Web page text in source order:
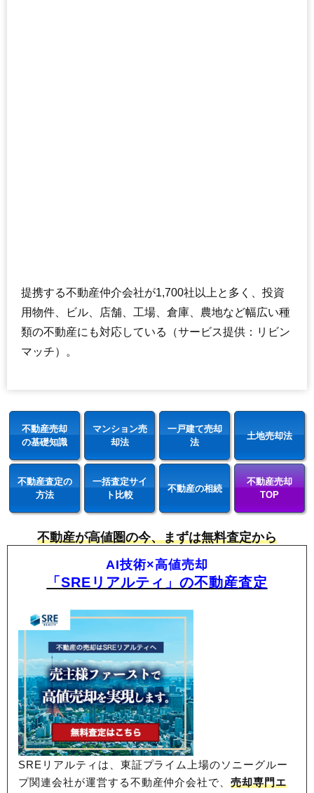
提携する不動産仲介会社が1,700社以上と多く、投資
用物件、ビル、店舗、工場、倉庫、農地など幅広い種
類の不動産にも対応している（サービス提供：リビン
マッチ）。
不動産売却
の基礎知識
マンション売
却法
一戸建て売却
法
土地売却法
不動産査定の
方法
一括査定サイ
ト比較
不動産の相続
不動産売却
TOP
不動産が高値圏の今、まずは無料査定から
AI技術×高値売却
「SREリアルティ」の不動産査定
SREリアルティは、東証プライム上場のソニーグルー
プ関連会社が運営する不動産仲介会社で、売却専門エ